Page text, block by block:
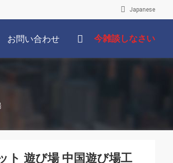
Japanese
お問い合わせ 今雑談しなさい
ト 遊び場 中国遊び場工